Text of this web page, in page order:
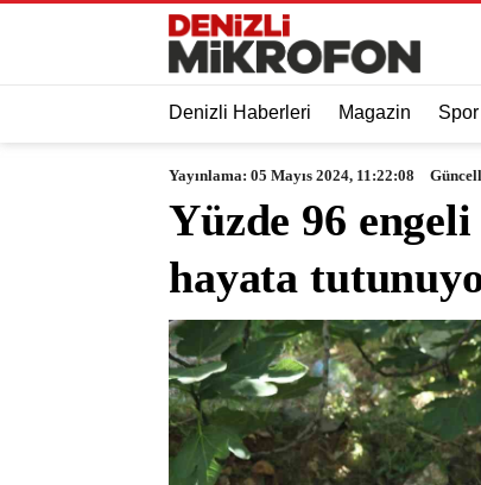
Denizli Haberleri Magazin Spor
Yayınlama: 05 Mayıs 2024, 11:22:08
Yüzde 96
hayata